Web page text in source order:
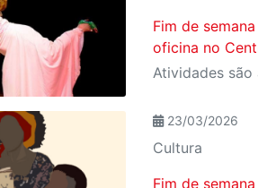
Fim de
oficina no
23/03/2026
Cultura
Fim de